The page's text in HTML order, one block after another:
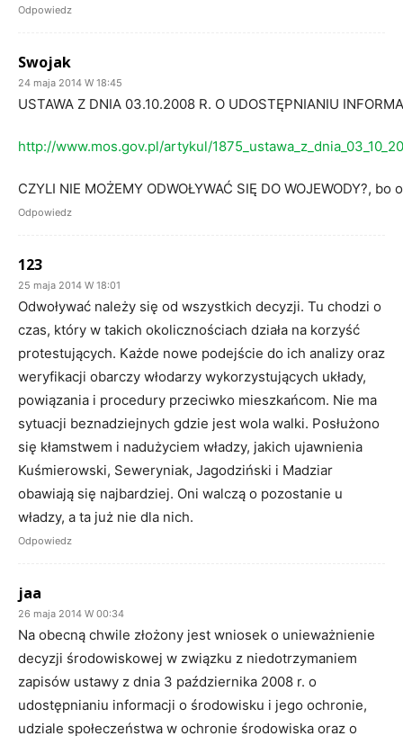
Odpowiedz
Swojak
24 maja 2014 W 18:45
USTAWA Z DNIA 03.10.2008 R. O UDOSTĘPNIANIU
http://www.mos.gov.pl/artykul/
CZYLI NIE MOŻEMY ODWOŁYWAĆ SIĘ DO
Odpowiedz
123
25 maja 2014 W 18:01
Odwoływać należy się od wszystkich decyzji. Tu chodzi o
czas, który w takich okolicznościach działa na korzyść
protestujących. Każde nowe podejście do ich analizy oraz
weryfikacji obarczy włodarzy wykorzystujących układy,
powiązania i procedury przeciwko mieszkańcom. Nie ma
sytuacji beznadziejnych gdzie jest wola walki. Posłużono
się kłamstwem i nadużyciem władzy, jakich ujawnienia
Kuśmierowski, Seweryniak, Jagodziński i Madziar
obawiają się najbardziej. Oni walczą o pozostanie u
władzy, a ta już nie dla nich.
Odpowiedz
jaa
26 maja 2014 W 00:34
Na obecną chwile złożony jest wniosek o unieważnienie
decyzji środowiskowej w związku z niedotrzymaniem
zapisów ustawy z dnia 3 października 2008 r. o
udostępnianiu informacji o środowisku i jego ochronie,
udziale społeczeństwa w ochronie środowiska oraz o